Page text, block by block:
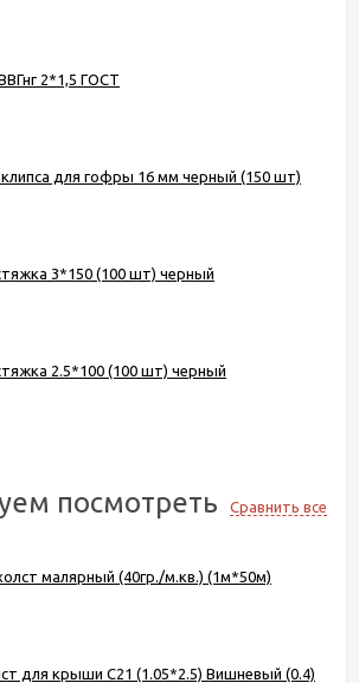
2*1,5 ГОСТ
для гофры 16 мм черный (150 шт)
3*150 (100 шт) черный
2.5*100 (100 шт) черный
посмотреть Сравнить все
малярный (40гр./м.кв.) (1м*50м)
для крыши С21 (1.05*2.5) Вишневый (0.4)